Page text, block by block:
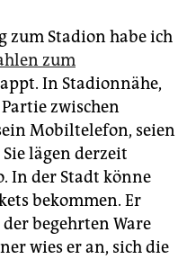
zum Stadion habe ich
zum
In Stadionnähe,
zwischen
Mobiltelefon, seien
lägen derzeit
In der Stadt könne
bekommen. Er
begehrten Ware
wies er an, sich die